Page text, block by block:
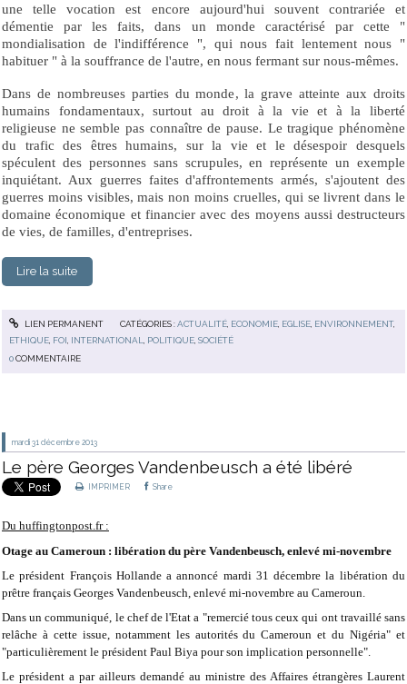
une telle vocation est encore aujourd'hui souvent contrariée et
démentie par les faits, dans un monde caractérisé par cette "
mondialisation de l'indifférence ", qui nous fait lentement nous "
habituer " à la souffrance de l'autre, en nous fermant sur nous-mêmes.
Dans de nombreuses parties du monde, la grave atteinte aux droits
humains fondamentaux, surtout au droit à la vie et à la liberté
religieuse ne semble pas connaître de pause. Le tragique phénomène
du trafic des êtres humains, sur la vie et le désespoir desquels
spéculent des personnes sans scrupules, en représente un exemple
inquiétant. Aux guerres faites d'affrontements armés, s'ajoutent des
guerres moins visibles, mais non moins cruelles, qui se livrent dans le
domaine économique et financier avec des moyens aussi destructeurs
de vies, de familles, d'entreprises.
Lire la suite
LIEN PERMANENT CATÉGORIES :ACTUALITÉ, ECONOMIE, EGLISE, ENVIRONNEMENT,
ETHIQUE, FOI, INTERNATIONAL, POLITIQUE,SOCIÉTÉ
0COMMENTAIRE
mardi 31 décembre 2013
Le père Georges Vandenbeusch a été libéré
IMPRIMER Share
Du huffingtonpost.fr :
Otage au Cameroun : libération du père Vandenbeusch, enlevé mi-novembre
Le président François Hollande a annoncé mardi 31 décembre la libération du
prêtre français Georges Vandenbeusch, enlevé mi-novembre au Cameroun.
Dans un communiqué, le chef de l'Etat a "remercié tous ceux qui ont travaillé sans
relâche à cette issue, notamment les autorités du Cameroun et du Nigéria" et
"particulièrement le président Paul Biya pour son implication personnelle".
Le président a par ailleurs demandé au ministre des Affaires étrangères Laurent